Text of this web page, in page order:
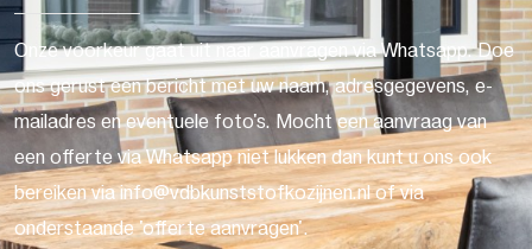
Onze voorkeur gaat uit naar aanvragen via Whatsapp. Doe
ons gerust een bericht met uw naam, adresgegevens, e-
mailadres en eventuele foto's. Mocht een aanvraag van
een offerte via Whatsapp niet lukken dan kunt u ons ook
bereiken via info@vdbkunststofkozijnen.nl of via
onderstaande 'offerte aanvragen'.